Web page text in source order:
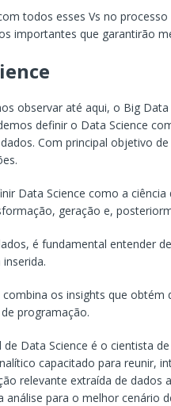
todos esses Vs no
importantes que garantirão
observar até aqui, o Big
definir o Data Science
Com principal objetivo
Data Science como a
geração e,
é fundamental entender
combina os insights que
programação.
de Data Science é o cientista
capacitado para reunir,
relevante extraída de dados
análise para o melhor cenário